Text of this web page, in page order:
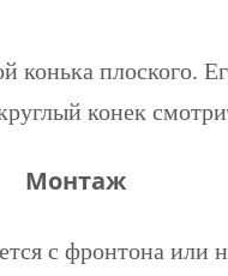
конька плоского.
конек
Монтаж
с фронтона или